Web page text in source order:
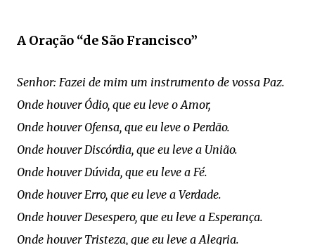
A Oração “de São Francisco”
Senhor: Fazei de mim um instrumento de vossa Paz.
Onde houver Ódio, que eu leve o Amor,
Onde houver Ofensa, que eu leve o Perdão.
Onde houver Discórdia, que eu leve a União.
Onde houver Dúvida, que eu leve a Fé.
Onde houver Erro, que eu leve a Verdade.
Onde houver Desespero, que eu leve a Esperança.
Onde houver Tristeza, que eu leve a Alegria.